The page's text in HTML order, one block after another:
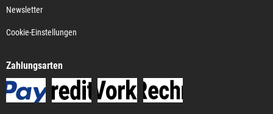
Newsletter
Cookie-Einstellungen
Zahlungsarten